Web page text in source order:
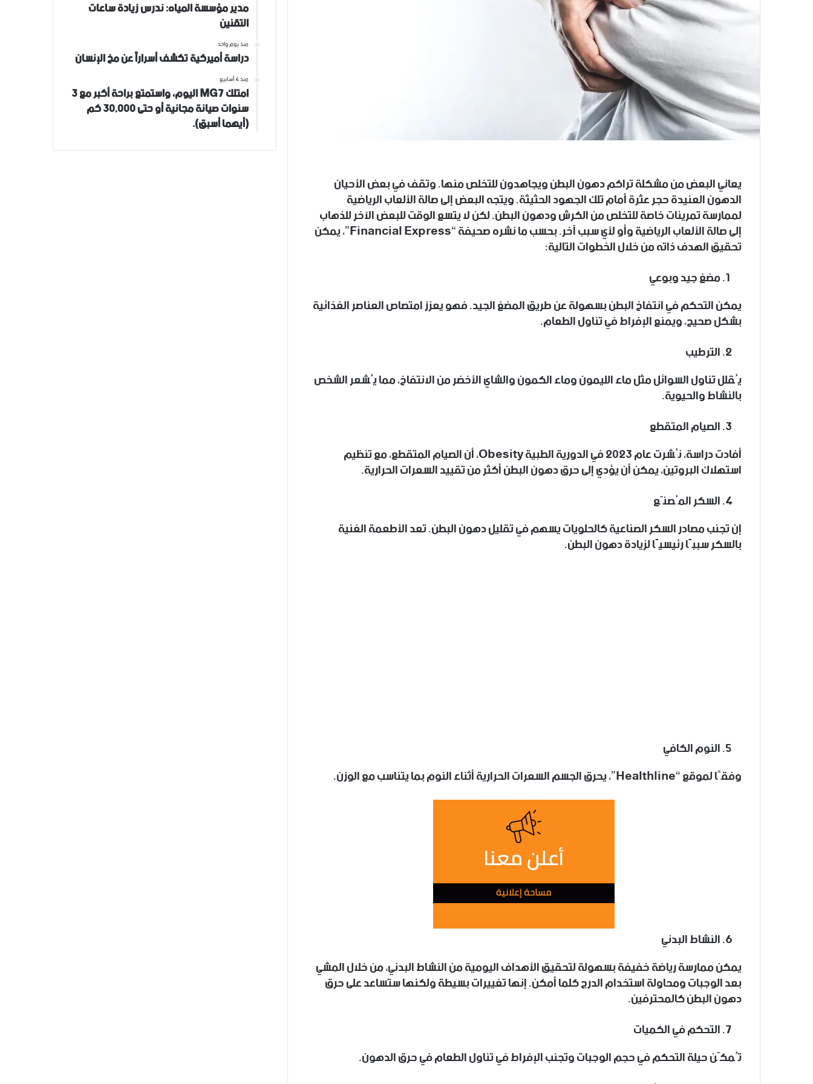
يعاني البعض من مشكلة تراكم دهون البطن ويجاهدون للتخلص منها. وتقف في بعض الأحيان
الدهون العنيدة حجر عثرة أمام تلك الجهود الحثيثة. ويتجه البعض إلى صالة الألعاب الرياضية
لممارسة تمرينات خاصة للتخلص من الكرش ودهون البطن. لكن لا يتسع الوقت للبعض الآخر للذهاب
إلى صالة الألعاب الرياضية وأو لأي سبب آخر. بحسب ما نشره صحيفة “Financial Express”، يمكن
تحقيق الهدف ذاته من خلال الخطوات التالية:
مضغ جيد وبوعي
يمكن التحكم في انتفاخ البطن بسهولة عن طريق المضغ الجيد. فهو يعزز امتصاص العناصر الغذائية
بشكل صحيح، ويمنع الإفراط في تناول الطعام.
يُقلل تناول السوائل مثل ماء الليمون وماء الكمون والشاي الأخضر من الانتفاخ، مما يُشعر الشخص
بالنشاط والحيوية.
أفادت دراسة، نُشرت عام 2023 في الدورية الطبية Obesity، أن الصيام المتقطع، مع تنظيم
استهلاك البروتين، يمكن أن يؤدي إلى حرق دهون البطن أكثر من تقييد السعرات الحرارية.
السكر المُصنّع
إن تجنب مصادر السكر الصناعية كالحلويات يسهم في تقليل دهون البطن. تعد الأطعمة الغنية
بالسكر سببًا رئيسيًا لزيادة دهون البطن.
وفقًا لموقع “Healthline”، يحرق الجسم السعرات الحرارية أثناء النوم بما يتناسب مع الوزن.
يمكن ممارسة رياضة خفيفة بسهولة لتحقيق الأهداف اليومية من النشاط البدني، من خلال المشي
بعد الوجبات ومحاولة استخدام الدرج كلما أمكن. إنها تغييرات بسيطة ولكنها ستساعد على حرق
دهون البطن كالمحترفين.
تُمكّن حيلة التحكم في حجم الوجبات وتجنب الإفراط في تناول الطعام في حرق الدهون.
مدير مؤسسة المياه: ندرس زيادة ساعات
التقنين
منذ يوم واحد
دراسة أميركية تكشف أسراراً عن مخ الإنسان
منذ 4 أسابيع
امتلك MG7 اليوم، واستمتع براحة أكبر مع 3
سنوات صيانة مجانية أو حتى 30,000 كم
(أيهما أسبق).